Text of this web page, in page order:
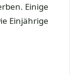
Einige
Einjährige